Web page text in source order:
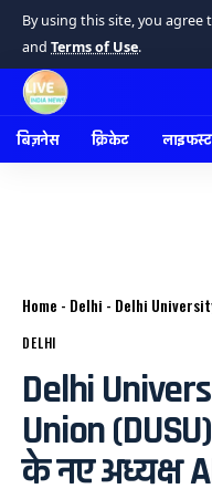
By using this site, you agree
and Terms of Use.
बिज़नेस क्रिकेट
Home - Delhi - Delhi University
DELHI
Delhi
Union
के नए अध्यक्ष